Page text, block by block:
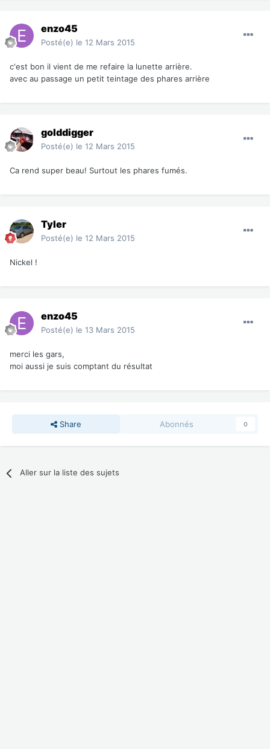
enzo45
Posté(e) le 12 Mars 2015
c'est bon il vient de me refaire la lunette arrière.
avec au passage un petit teintage des phares arrière
golddigger
Posté(e) le 12 Mars 2015
Ca rend super beau! Surtout les phares fumés.
Tyler
Posté(e) le 12 Mars 2015
Nickel !
enzo45
Posté(e) le 13 Mars 2015
merci les gars,
moi aussi je suis comptant du résultat
Share Abonnés 0
Aller sur la liste des sujets